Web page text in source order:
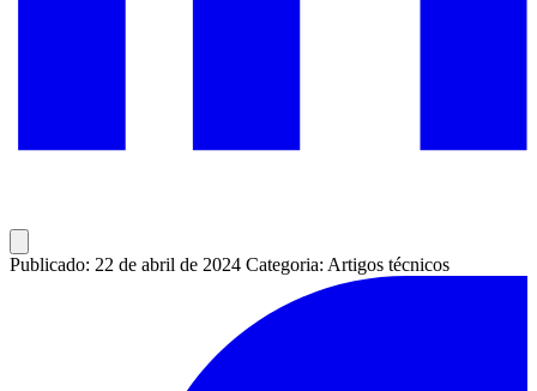
Publicado: 22 de abril de 2024 Categoria: Artigos técnicos